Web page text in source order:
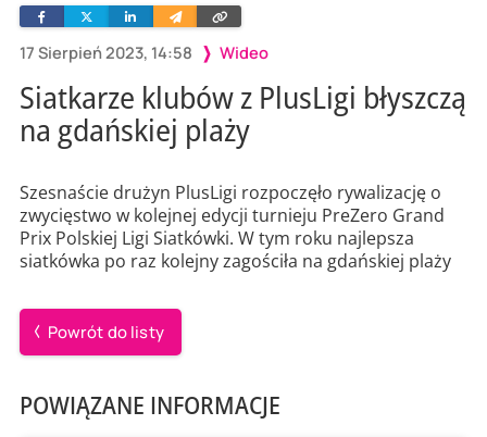
17 Sierpień 2023, 14:58 Wideo
FacebookTwitterLinkedinWyślij
e-
Skopiuj
link
Siatkarze klubów z PlusLigi błyszczą
na gdańskiej plaży
Szesnaście drużyn PlusLigi rozpoczęło rywalizację o
zwycięstwo w kolejnej edycji turnieju PreZero Grand
Prix Polskiej Ligi Siatkówki. W tym roku najlepsza
siatkówka po raz kolejny zagościła na gdańskiej plaży
Powrót do listy
POWIĄZANE INFORMACJE